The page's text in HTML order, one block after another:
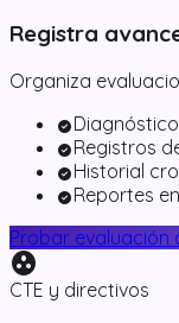
Registra
Organiza
check_circle
check_circleRegistros
check_circleHistorial
check_circleReportes
Probar evaluación
group_work
CTE y directivos